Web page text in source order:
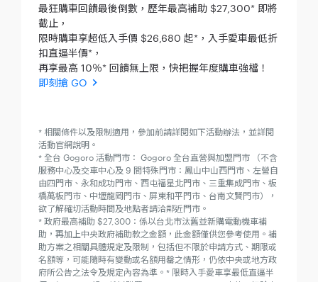
最狂購車回饋最後倒數，歷年最高補助 $27,300* 即將
截止，
限時購車享超低入手價 $26,680 起*，入手愛車最低折
扣直逼半價*，
再享最高 10％* 回饋無上限，快把握年度購車強檔！
即刻搶 GO
* 相關條件以及限制適用，參加前請詳閱如下活動辦法，並詳閱
活動官網說明。
* 全台 Gogoro 活動門市： Gogoro 全台直營與加盟門市 （不含
服務中心及交車中心及 9 間特殊門市：鳳山中山西門市、左營自
由四門市、永和成功門市、西屯福星北門市、三重集成門市、板
橋萬板門市、中壢龍岡門市、屏東和平門市、台南文賢門市），
欲了解確切活動時間及地點者請洽鄰近門市。
* 政府最高補助 $27,300：係以台北市汰舊並新購電動機車補
助，再加上中央政府補助款之金額，此金額僅供您參考使用。補
助方案之相關具體規定及限制，包括但不限於申請方式、期限或
名額等，可能隨時有變動或名額用罄之情形，仍依中央或地方政
府所公告之法令及規定內容為準。 * 限時入手愛車享最低直逼半